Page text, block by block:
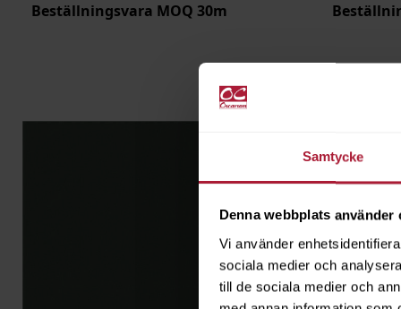
Samtycke
Denna webbplats använder
Vi använder
sociala medier och
till de sociala medier och
Beställningsvara MOQ 30m